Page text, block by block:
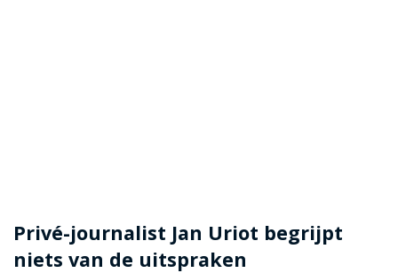
Privé-journalist Jan Uriot begrijpt
niets van de uitspraken